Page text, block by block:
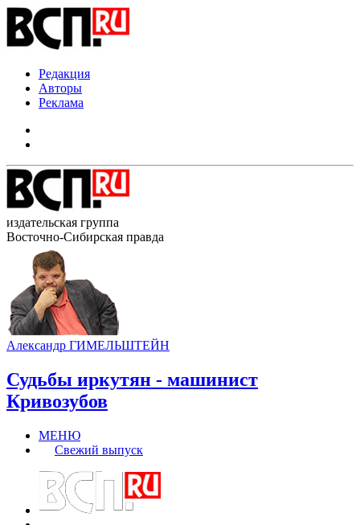
Редакция
Авторы
Реклама
издательская группа
Восточно-Сибирская правда
Александр ГИМЕЛЬШТЕЙН
Судьбы иркутян - машинист
Кривозубов
МЕНЮ
Свежий выпуск